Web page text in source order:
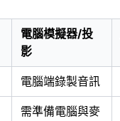
電腦模擬器/投
影
電腦端錄製音訊
需準備電腦與麥